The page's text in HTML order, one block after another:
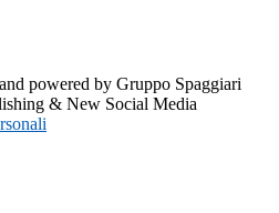
powered by Gruppo Spaggiari
& New Social Media